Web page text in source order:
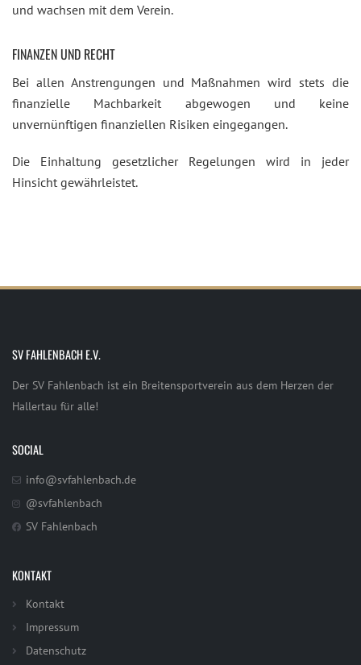
und wachsen mit dem Verein.
FINANZEN UND RECHT
Bei allen Anstrengungen und Maßnahmen wird stets die
finanzielle Machbarkeit abgewogen und keine
unvernünftigen finanziellen Risiken eingegangen.
Die Einhaltung gesetzlicher Regelungen wird in jeder
Hinsicht gewährleistet.
SV FAHLENBACH E.V.
Der SV Fahlenbach ist ein Breitensportverein aus dem Herzen der
Hallertau für alle!
SOCIAL
info@svfahlenbach.de
@svfahlenbach
SV Fahlenbach
KONTAKT
Kontakt
Impressum
Datenschutz